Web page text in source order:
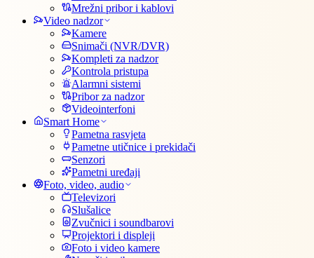
Mrežni pribor i kablovi
Video nadzor
Kamere
Snimači (NVR/DVR)
Kompleti za nadzor
Kontrola pristupa
Alarmni sistemi
Pribor za nadzor
Videointerfoni
Smart Home
Pametna rasvjeta
Pametne utičnice i prekidači
Senzori
Pametni uređaji
Foto, video, audio
Televizori
Slušalice
Zvučnici i soundbarovi
Projektori i displeji
Foto i video kamere